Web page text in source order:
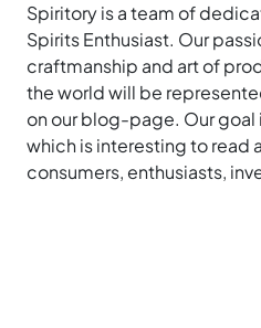
Spiritory is a team of
Spirits Enthusiast. Our
craftmanship and art of
the world will be
on our blog-page. Our
which is interesting to read
consumers, enthusiasts,